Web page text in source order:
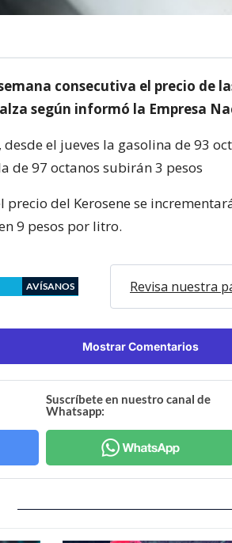
consecutiva el precio de
según informó la Empresa
desde el jueves la gasolina de 93
de 97 octanos subirán 3 pesos
precio del Kerosene se
9 pesos por litro.
AVÍSANOS Revisa nuestra
Mostrar Comentarios
Suscríbete en nuestro canal de
Whatsapp: